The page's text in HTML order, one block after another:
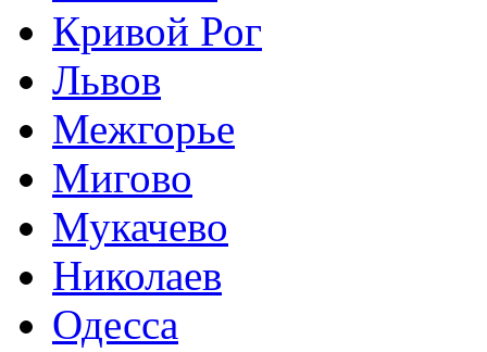
Кривой Рог
Львов
Межгорье
Мигово
Мукачево
Николаев
Одесса